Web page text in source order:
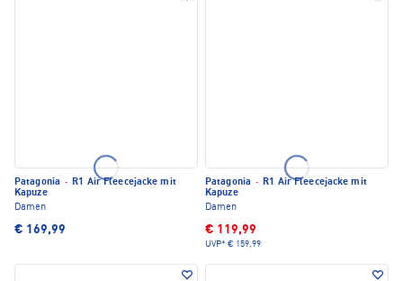
Patagonia · R1 Air Fleecejacke mit
Kapuze
Damen
€ 169,99
Patagonia · R1 Air Fleecejacke mit
Kapuze
Damen
€ 119,99
UVP* € 159,99